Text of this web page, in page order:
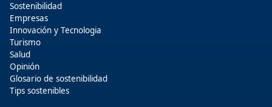
Sostenibilidad
Empresas
Innovación y Tecnologia
Turismo
Salud
Opinión
Glosario de sostenibilidad
Tips sostenibles